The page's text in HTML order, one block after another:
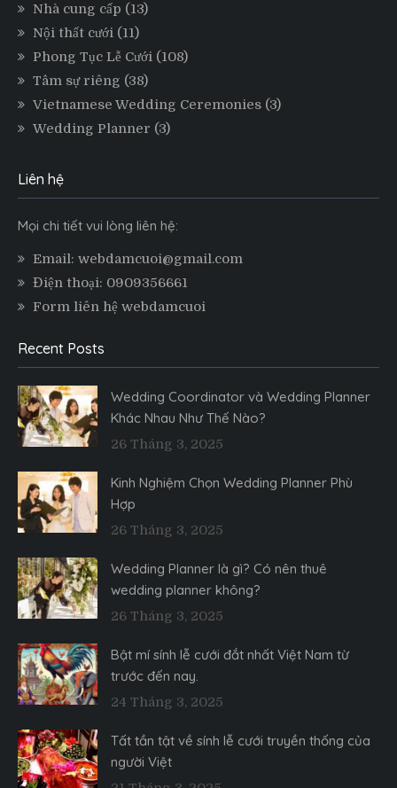
Nhà cung cấp (13)
Nội thất cưới (11)
Phong Tục Lễ Cưới (108)
Tâm sự riêng (38)
Vietnamese Wedding Ceremonies (3)
Wedding Planner (3)
Liên hệ
Mọi chi tiết vui lòng liên hệ:
Email: webdamcuoi@gmail.com
Điện thoại: 0909356661
Form liên hệ webdamcuoi
Recent Posts
Wedding Coordinator và Wedding Planner
Khác Nhau Như Thế Nào?
26 Tháng 3, 2025
Kinh Nghiệm Chọn Wedding Planner Phù
Hợp
26 Tháng 3, 2025
Wedding Planner là gì? Có nên thuê
wedding planner không?
26 Tháng 3, 2025
Bật mí sính lễ cưới đắt nhất Việt Nam từ
trước đến nay.
24 Tháng 3, 2025
Tất tần tật về sính lễ cưới truyền thống của
người Việt